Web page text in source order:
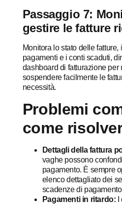
Passaggio 7:
gestire le fatture
Monitora lo stato delle
pagamenti e i conti scaduti,
dashboard di fatturazione per
sospendere facilmente le
necessità.
Problemi
come
Dettagli della fattura
vaghe possono
pagamento. È sempre
elenco dettagliato dei
scadenze di
Pagamenti in ritardo: